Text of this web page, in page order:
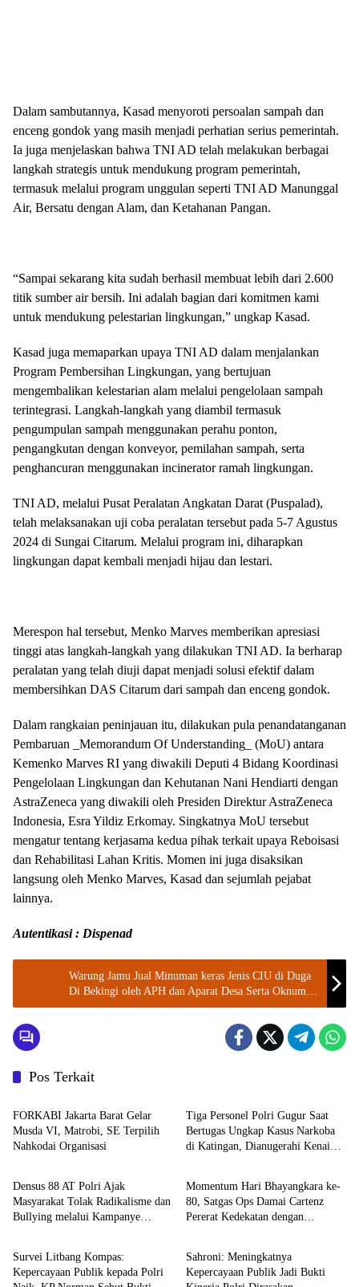
Dalam sambutannya, Kasad menyoroti persoalan sampah dan
enceng gondok yang masih menjadi perhatian serius pemerintah.
Ia juga menjelaskan bahwa TNI AD telah melakukan berbagai
langkah strategis untuk mendukung program pemerintah,
termasuk melalui program unggulan seperti TNI AD Manunggal
Air, Bersatu dengan Alam, dan Ketahanan Pangan.
“Sampai sekarang kita sudah berhasil membuat lebih dari 2.600
titik sumber air bersih. Ini adalah bagian dari komitmen kami
untuk mendukung pelestarian lingkungan,” ungkap Kasad.
Kasad juga memaparkan upaya TNI AD dalam menjalankan
Program Pembersihan Lingkungan, yang bertujuan
mengembalikan kelestarian alam melalui pengelolaan sampah
terintegrasi. Langkah-langkah yang diambil termasuk
pengumpulan sampah menggunakan perahu ponton,
pengangkutan dengan konveyor, pemilahan sampah, serta
penghancuran menggunakan incinerator ramah lingkungan.
TNI AD, melalui Pusat Peralatan Angkatan Darat (Puspalad),
telah melaksanakan uji coba peralatan tersebut pada 5-7 Agustus
2024 di Sungai Citarum. Melalui program ini, diharapkan
lingkungan dapat kembali menjadi hijau dan lestari.
Merespon hal tersebut, Menko Marves memberikan apresiasi
tinggi atas langkah-langkah yang dilakukan TNI AD. Ia berharap
peralatan yang telah diuji dapat menjadi solusi efektif dalam
membersihkan DAS Citarum dari sampah dan enceng gondok.
Dalam rangkaian peninjauan itu, dilakukan pula penandatanganan
Pembaruan _Memorandum Of Understanding_ (MoU) antara
Kemenko Marves RI yang diwakili Deputi 4 Bidang Koordinasi
Pengelolaan Lingkungan dan Kehutanan Nani Hendiarti dengan
AstraZeneca yang diwakili oleh Presiden Direktur AstraZeneca
Indonesia, Esra Yildiz Erkomay. Singkatnya MoU tersebut
mengatur tentang kerjasama kedua pihak terkait upaya Reboisasi
dan Rehabilitasi Lahan Kritis. Momen ini juga disaksikan
langsung oleh Menko Marves, Kasad dan sejumlah pejabat
lainnya.
Autentikasi : Dispenad
Warung Jamu Jual Minuman keras Jenis CIU di Duga
Di Bekingi oleh APH dan Aparat Desa Serta Oknum
Kecamatan Cicurug
Pos Terkait
Berita
FORKABI Jakarta Barat Gelar
Musda VI, Matrobi, SE Terpilih
Nahkodai Organisasi
Tiga Personel Polri Gugur Saat
Bertugas Ungkap Kasus Narkoba
di Katingan, Dianugerahi Kenaikan
TNI - POLRI
Densus 88 AT Polri Ajak
Masyarakat Tolak Radikalisme dan
Bullying melalui Kampanye
TNI - POLRI
Momentum Hari Bhayangkara ke-
80, Satgas Ops Damai Cartenz
Pererat Kedekatan dengan
TNI - POLRI
Survei Litbang Kompas:
Kepercayaan Publik kepada Polri
DPR RI
Sahroni: Meningkatnya
Kepercayaan Publik Jadi Bukti